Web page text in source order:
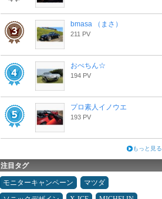
bmasa （まさ）
211 PV
おぺちん☆
194 PV
プロ素人イノウエ
193 PV
もっと見る
注目タグ
モニターキャンペーン
マツダ